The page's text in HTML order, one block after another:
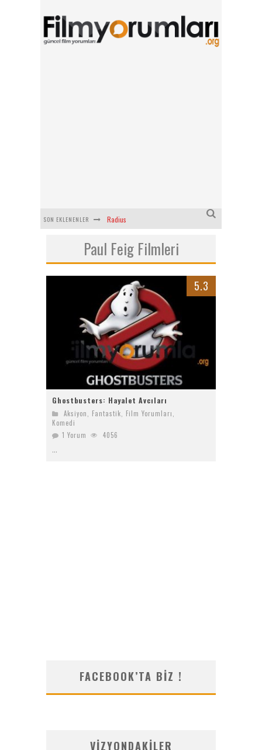
SON EKLENENLER Radius
Bayanların Sohbet Numaralarını Nereden Bulurum
Ziyaret (The Visit)
2017 Filmleri FullHDFilmin.com
Kriptoya yeni katılacaklara Bitget’te başlamak için 6 sebep!
Paul Feig Filmleri
5.3
Ghostbusters: Hayalet Avcıları
Aksiyon Fantastik Film Yorumları
Komedi
1 Yorum
4056
...
FACEBOOK’TA BIZ !
VIZYONDAKILER